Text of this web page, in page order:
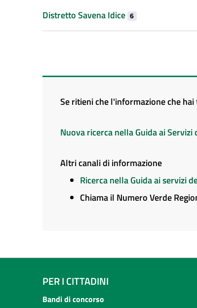
Distretto Savena Idice 6
Se ritieni che l'informazione che
Nuova ricerca nella Guida ai
Altri canali di informazione
Ricerca nella Guida ai servizi
Chiama il Numero Verde
PER I CITTADINI
Bandi di concorso